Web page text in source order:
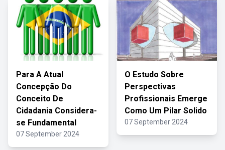
Para A Atual
Concepção Do
Conceito De
Cidadania Considera-
se Fundamental
07 September 2024
O Estudo Sobre
Perspectivas
Profissionais Emerge
Como Um Pilar Solido
07 September 2024